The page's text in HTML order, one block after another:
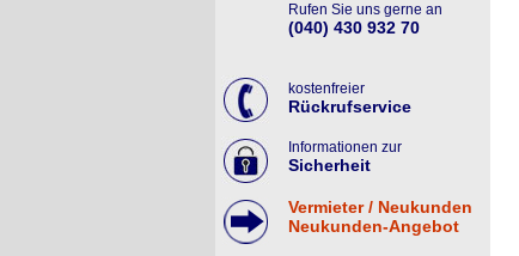
Rufen Sie uns gerne an
(040) 430 932 70
kostenfreier
Rückrufservice
Informationen zur
Sicherheit
Vermieter / Neukunden
Neukunden-Angebot